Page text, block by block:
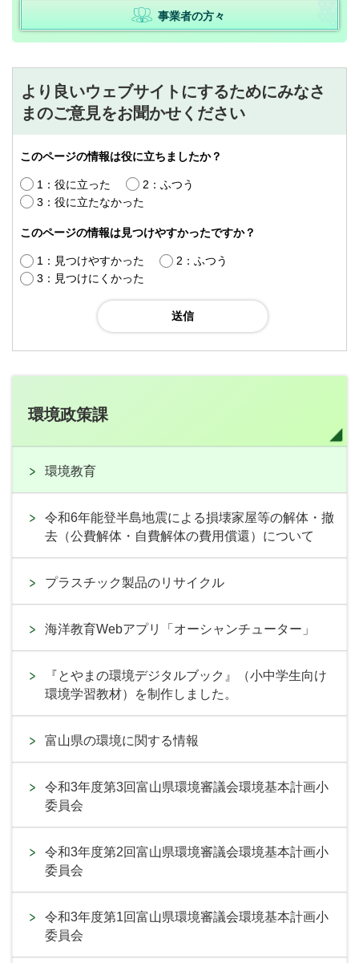
事業者の方々
より良いウェブサイトにするためにみなさ
まのご意見をお聞かせください
このページの情報は役に立ちましたか？
1：役に立った
2：ふつう
3：役に立たなかった
このページの情報は見つけやすかったですか？
1：見つけやすかった
2：ふつう
3：見つけにくかった
環境政策課
環境教育
令和6年能登半島地震による損壊家屋等の解体・撤
去（公費解体・自費解体の費用償還）について
プラスチック製品のリサイクル
海洋教育Webアプリ「オーシャンチューター」
『とやまの環境デジタルブック』（小中学生向け
環境学習教材）を制作しました。
富山県の環境に関する情報
令和3年度第3回富山県環境審議会環境基本計画小
委員会
令和3年度第2回富山県環境審議会環境基本計画小
委員会
令和3年度第1回富山県環境審議会環境基本計画小
委員会